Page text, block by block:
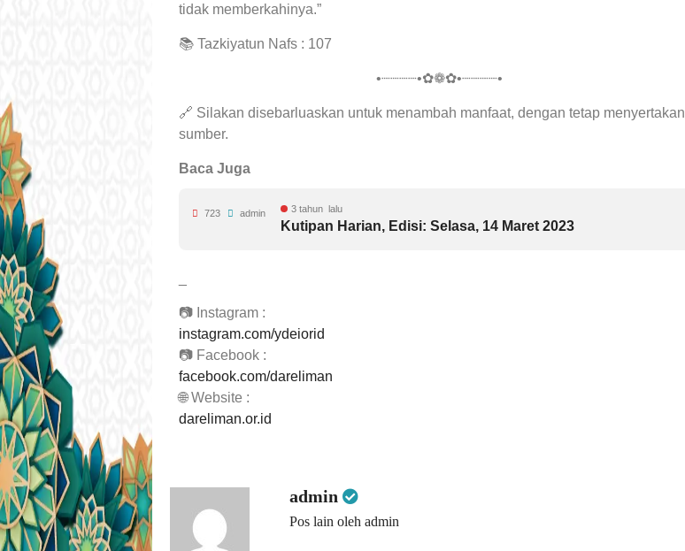
tidak memberkahinya.”
📚 Tazkiyatun Nafs : 107
•┈┈┈┈•✿❁✿•┈┈┈┈•
🔗 Silakan disebarluaskan untuk menambah manfaat, dengan tetap menyertakan
sumber.
Baca Juga
3 tahun lalu
Kutipan Harian, Edisi: Selasa, 14 Maret 2023
723 admin
📷 Instagram :
instagram.com/ydeiorid
📷 Facebook :
facebook.com/dareliman
🌐 Website :
dareliman.or.id
admin
Pos lain oleh admin